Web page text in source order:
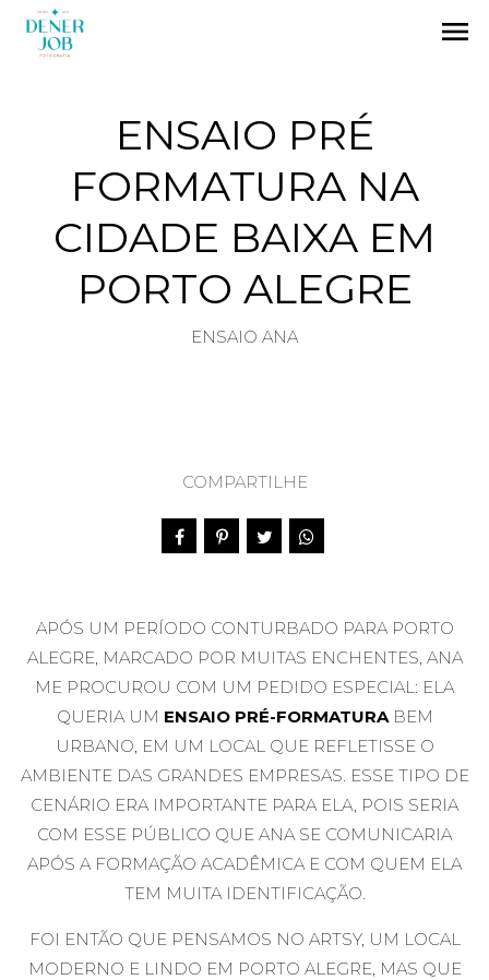
menu
ENSAIO PRÉ
FORMATURA NA
CIDADE BAIXA EM
PORTO ALEGRE
ENSAIO ANA
COMPARTILHE
APÓS UM PERÍODO CONTURBADO PARA PORTO
ALEGRE, MARCADO POR MUITAS ENCHENTES, ANA
ME PROCUROU COM UM PEDIDO ESPECIAL: ELA
QUERIA UM ENSAIO PRÉ-FORMATURABEM
URBANO, EM UM LOCAL QUE REFLETISSE O
AMBIENTE DAS GRANDES EMPRESAS. ESSE TIPO DE
CENÁRIO ERA IMPORTANTE PARA ELA, POIS SERIA
COM ESSE PÚBLICO QUE ANA SE COMUNICARIA
APÓS A FORMAÇÃO ACADÊMICA E COM QUEM ELA
TEM MUITA IDENTIFICAÇÃO.
FOI ENTÃO QUE PENSAMOS NO ARTSY, UM LOCAL
MODERNO E LINDO EM PORTO ALEGRE, MAS QUE